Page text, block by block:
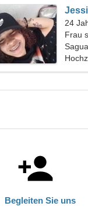
24
Frau
Begleiten Sie uns